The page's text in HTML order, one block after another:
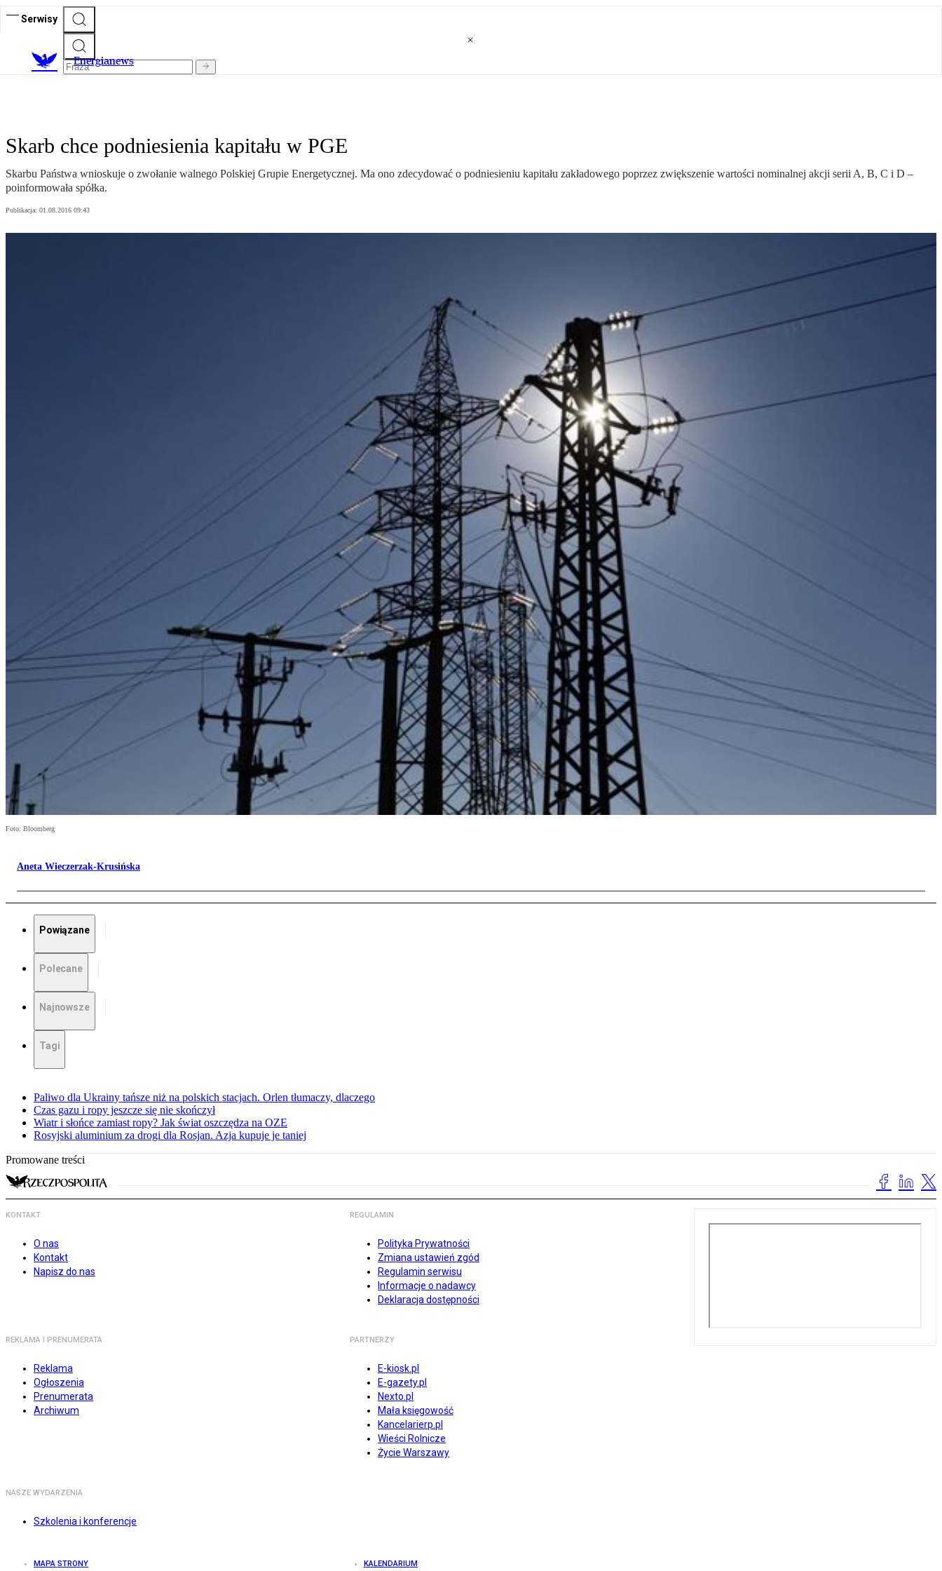
Serwisy
Energianews
Skarb chce podniesienia kapitału w PGE
Skarbu Państwa wnioskuje o zwołanie walnego Polskiej Grupie Energetycznej. Ma ono zdecydować o podniesieniu kapitału zakładowego poprzez zwiększenie wartości nominalnej akcji serii A, B, C i D –
poinformowała spółka.
Publikacja: 01.08.2016 09:43
Foto: Bloomberg
Aneta Wieczerzak-Krusińska
Powiązane
Polecane
Najnowsze
Tagi
Paliwo dla Ukrainy tańsze niż na polskich stacjach. Orlen tłumaczy, dlaczego
Czas gazu i ropy jeszcze się nie skończył
Wiatr i słońce zamiast ropy? Jak świat oszczędza na OZE
Rosyjski aluminium za drogi dla Rosjan. Azja kupuje je taniej
Promowane treści
KONTAKT
O nas
Kontakt
Napisz do nas
REGULAMIN
Polityka Prywatności
Zmiana ustawień zgód
Regulamin serwisu
Informacje o nadawcy
Deklaracja dostępności
REKLAMA I PRENUMERATA
Reklama
Ogłoszenia
Prenumerata
Archiwum
PARTNERZY
E-kiosk.pl
E-gazety.pl
Nexto.pl
Mała księgowość
Kancelarierp.pl
Wieści Rolnicze
Życie Warszawy
NASZE WYDARZENIA
Szkolenia i konferencje
MAPA STRONY KALENDARIUM